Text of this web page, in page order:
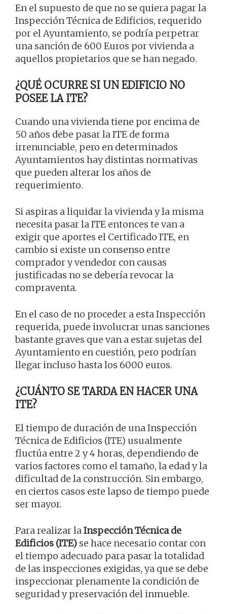
En el supuesto de que no se quiera pagar la
Inspección Técnica de Edificios, requerido
por el Ayuntamiento, se podría perpetrar
una sanción de 600 Euros por vivienda a
aquellos propietarios que se han negado.
¿QUÉ OCURRE SI UN EDIFICIO NO
POSEE LA ITE?
Cuando una vivienda tiene por encima de
50 años debe pasar la ITE de forma
irrenunciable, pero en determinados
Ayuntamientos hay distintas normativas
que pueden alterar los años de
requerimiento.
Si aspiras a liquidar la vivienda y la misma
necesita pasar la ITE entonces te van a
exigir que aportes el Certificado ITE, en
cambio si existe un consenso entre
comprador y vendedor con causas
justificadas no se debería revocar la
compraventa.
En el caso de no proceder a esta Inspección
requerida, puede involucrar unas sanciones
bastante graves que van a estar sujetas del
Ayuntamiento en cuestión, pero podrían
llegar incluso hasta los 6000 euros.
¿CUÁNTO SE TARDA EN HACER UNA
ITE?
El tiempo de duración de una Inspección
Técnica de Edificios (ITE) usualmente
fluctúa entre 2 y 4 horas, dependiendo de
varios factores como el tamaño, la edad y la
dificultad de la construcción. Sin embargo,
en ciertos casos este lapso de tiempo puede
ser mayor.
Para realizar laInspección Técnica de
Edificios (ITE) se hace necesario contar con
el tiempo adecuado para pasar la totalidad
de las inspecciones exigidas, ya que se debe
inspeccionar plenamente la condición de
seguridad y preservación del inmueble.